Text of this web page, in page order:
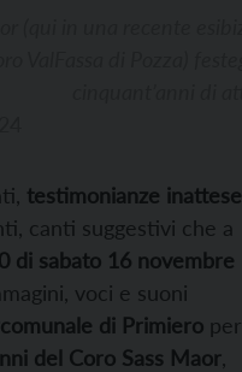
testimonianze inattese
canti suggestivi che a
di sabato 16 novembre
voci e suoni
di Primiero per
del Coro Sass Maor